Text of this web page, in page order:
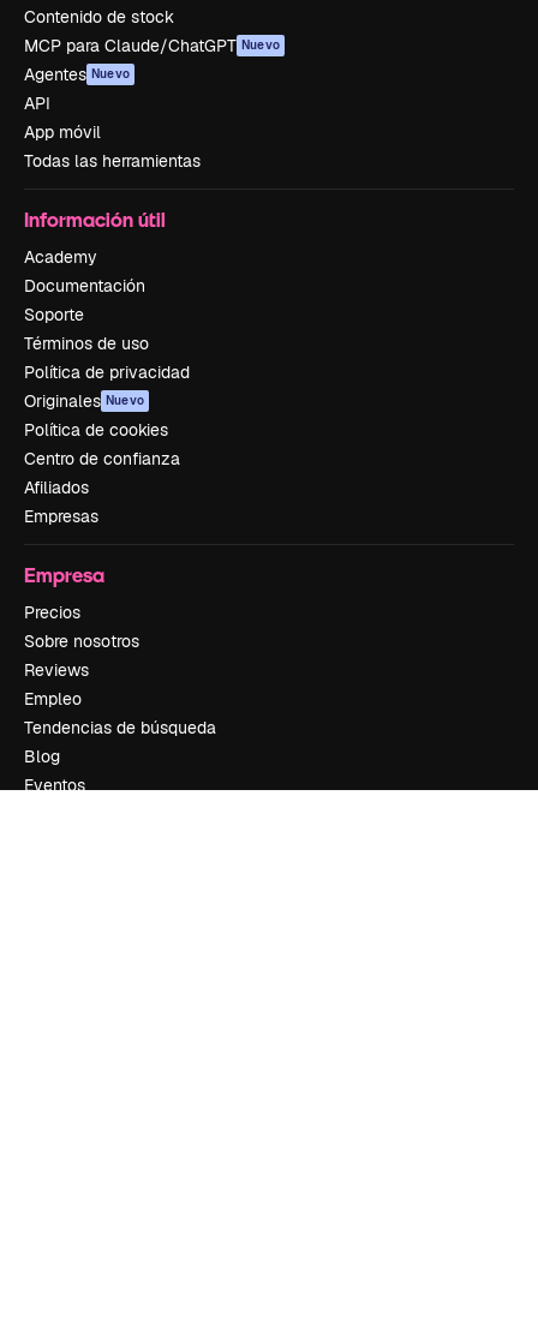
Contenido de stock
MCP para Claude/ChatGPT Nuevo
Agentes Nuevo
API
App móvil
Todas las herramientas
Información útil
Academy
Documentación
Soporte
Términos de uso
Política de privacidad
Originales Nuevo
Política de cookies
Centro de confianza
Afiliados
Empresas
Empresa
Precios
Sobre nosotros
Reviews
Empleo
Tendencias de búsqueda
Blog
Eventos